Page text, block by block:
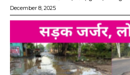
December 8, 2025